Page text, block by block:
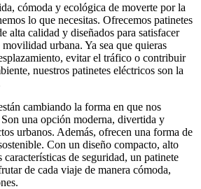
cómoda y ecológica de moverte por la
lo que necesitas. Ofrecemos patinetes
alta calidad y diseñados para satisfacer
movilidad urbana. Ya sea que quieras
evitar el tráfico o contribuir
nuestros patinetes eléctricos son la
cambiando la forma en que nos
una opción moderna, divertida y
urbanos. Además, ofrecen una forma de
Con un diseño compacto, alto
de seguridad, un patinete
de cada viaje de manera cómoda,